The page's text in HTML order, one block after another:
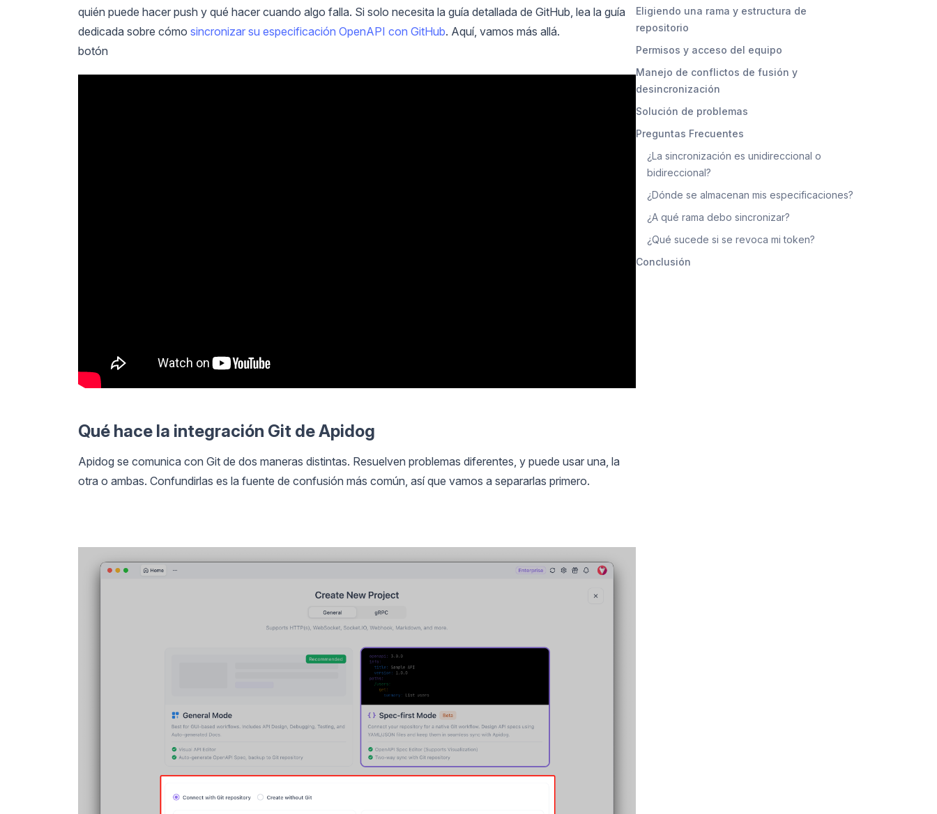
quién puede hacer push y qué hacer cuando algo falla. Si solo necesita la guía detallada de GitHub, lea la guía
dedicada sobre cómo sincronizar su especificación OpenAPI con GitHub. Aquí, vamos más allá.
botón
Qué hace la integración Git de Apidog
Apidog se comunica con Git de dos maneras distintas. Resuelven problemas diferentes, y puede usar una, la
otra o ambas. Confundirlas es la fuente de confusión más común, así que vamos a separarlas primero.
Eligiendo una rama y estructura de
repositorio
Permisos y acceso del equipo
Manejo de conflictos de fusión y
desincronización
Solución de problemas
Preguntas Frecuentes
¿La sincronización es unidireccional o
bidireccional?
¿Dónde se almacenan mis especificaciones?
¿A qué rama debo sincronizar?
¿Qué sucede si se revoca mi token?
Conclusión